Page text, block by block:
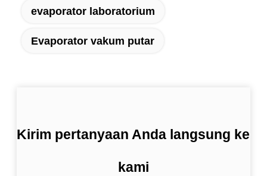
evaporator laboratorium
Evaporator vakum putar
Kirim pertanyaan Anda langsung ke
kami